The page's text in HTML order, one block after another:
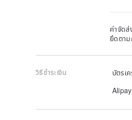
ค่าจัดส่
ยึดตาม
วิธีชำระเงิน
บัตรเ
Alipay